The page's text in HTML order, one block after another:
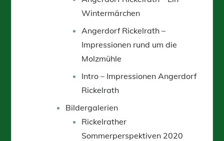
Wintermärchen
Angerdorf Rickelrath –
Impressionen rund um die
Molzmühle
Intro – Impressionen Angerdorf
Rickelrath
Bildergalerien
Rickelrather
Sommerperspektiven 2020